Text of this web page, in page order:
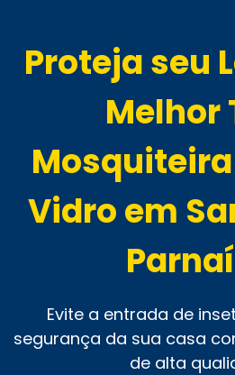
Proteja seu
Melhor
Vidro em
Evite a entrada de
segurança da sua casa
de alta